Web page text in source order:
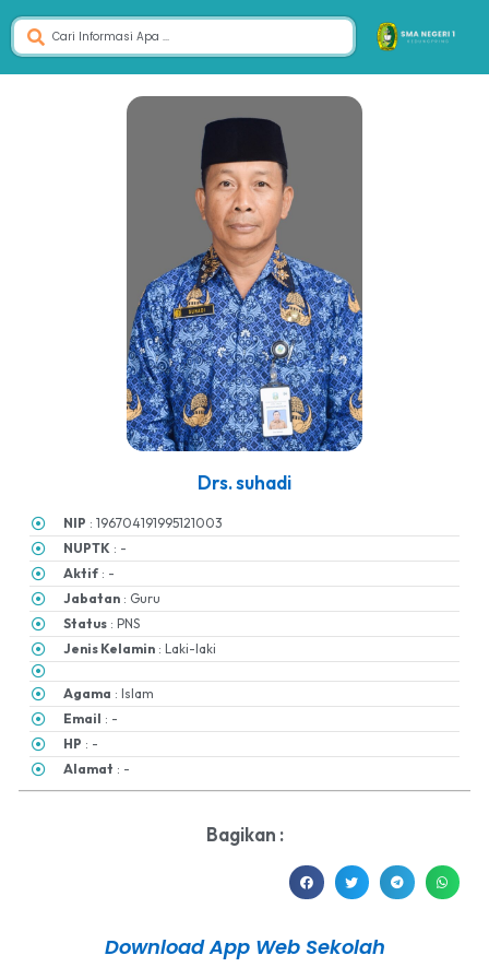
Drs. suhadi
NIP : 196704191995121003
NUPTK : -
Aktif : -
Jabatan : Guru
Status : PNS
Jenis Kelamin : Laki-laki
Agama : Islam
Email : -
HP : -
Alamat : -
Bagikan :
Download App Web Sekolah